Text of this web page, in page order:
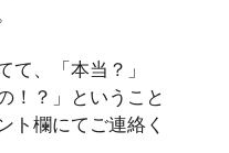
て、「本当？」
！？」ということ
ト欄にてご連絡く